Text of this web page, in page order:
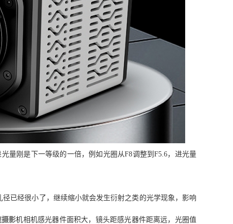
量刚是下一等级的一倍，例如光圈从F8调整到F5.6，进光量
已经很小了，继续缩小就会发生衍射之类的光学现象，影响
摄影机相机感光器件面积大，镜头距感光器件距离远，光圈值